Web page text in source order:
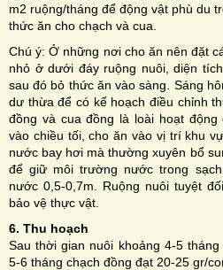
m2 ruộng/tháng để động vật phù du
thức ăn cho chạch và cua.
Chú ý: Ở những nơi cho ăn nên đặt
nhỏ ở dưới đáy ruộng nuôi, diện
sau đó bỏ thức ăn vào sàng. Sáng
dư thừa để có kế hoạch điều chỉnh
đồng và cua đồng là loài hoạt
vào chiều tối, cho ăn vào vị trí khu
nước bay hơi mà thường xuyên bổ
để giữ môi trường nước trong
nước 0,5-0,7m. Ruộng nuôi tuyệt
bảo vệ thực vật.
6. Thu hoạch
Sau thời gian nuôi khoảng 4-5
5-6 tháng chạch đồng đạt 20-25 gr/